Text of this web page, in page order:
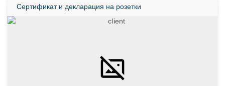
Сертификат и декларация на розетки